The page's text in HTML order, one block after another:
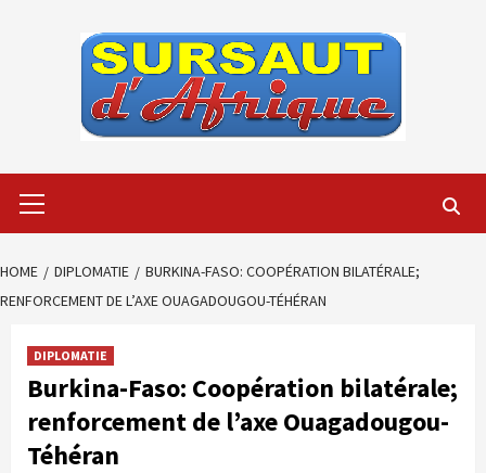
Menu
HOME DIPLOMATIE
BURKINA-FASO: COOPÉRATION BILATÉRALE;
RENFORCEMENT DE L’AXE OUAGADOUGOU-TÉHÉRAN
DIPLOMATIE
Burkina-Faso: Coopération bilatérale;
renforcement de l’axe Ouagadougou-
Téhéran